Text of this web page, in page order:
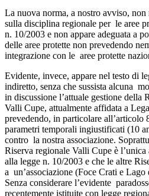
La nuova norma, a nostro avviso, non
sulla disciplina regionale per le aree
n. 10/2003 e non appare adeguata a
delle aree protette non prevedendo
integrazione con le aree protette
Evidente, invece, appare nel testo di
indiretto, senza che sussista alcuna
in discussione l’attuale gestione della
Valli Cupe, attualmente affidata a
prevedendo, in particolare all’articolo
parametri temporali ingiustificati (10
contro la nostra associazione.
Riserva regionale Valli Cupe è
alla legge n. 10/2003 e che le altre
a un’associazione (Foce Crati e
Senza considerare l’evidente
recentemente istituite con legge